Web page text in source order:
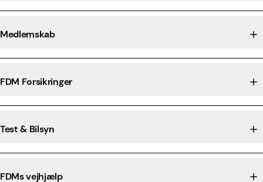
Medlemskab
FDM Forsikringer
Test & Bilsyn
FDMs vejhjælp